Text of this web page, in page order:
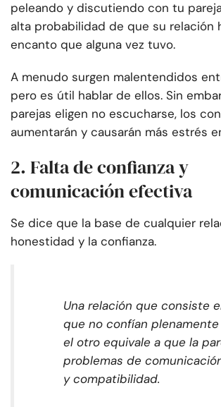
peleando y discutiendo con tu
alta probabilidad de que su relación
encanto que alguna vez tuvo.
A menudo surgen malentendidos
pero es útil hablar de ellos. Sin
parejas eligen no escucharse, los
aumentarán y causarán más estrés
2. Falta de confianza y
comunicación efectiva
Se dice que la base de cualquier
honestidad y la confianza.
Una relación que consiste
que no confían
el otro equivale a que la
problemas de
y compatibilidad.